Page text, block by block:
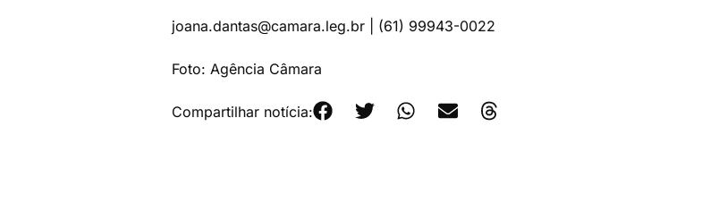
joana.dantas@camara.leg.br | (61) 99943-0022
Foto: Agência Câmara
Compartilhar notícia: